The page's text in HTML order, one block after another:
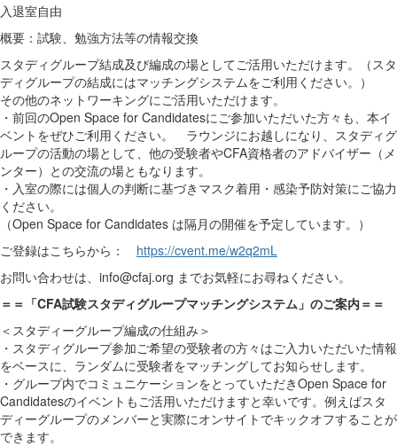
入退室自由
概要：試験、勉強方法等の情報交換
スタディグループ結成及び編成の場としてご活用いただけます。（スタ
ディグループの結成にはマッチングシステムをご利用ください。）
その他のネットワーキングにご活用いただけます。
・前回のOpen Space for Candidatesにご参加いただいた方々も、本イ
ベントをぜひご利用ください。 ラウンジにお越しになり、スタディグ
ループの活動の場として、他の受験者やCFA資格者のアドバイザー（メ
ンター）との交流の場ともなります。
・入室の際には個人の判断に基づきマスク着用・感染予防対策にご協力
ください。
（Open Space for Candidates は隔月の開催を予定しています。）
ご登録はこちらから： https://cvent.me/w2q2mL
お問い合わせは、 info@cfaj.org までお気軽にお尋ねください。
＝＝「CFA試験スタディグループマッチングシステム」のご案内＝＝
＜スタディーグループ編成の仕組み＞
・スタディグループ参加ご希望の受験者の方々はご入力いただいた情報
をベースに、ランダムに受験者をマッチングしてお知らせします。
・グループ内でコミュニケーションをとっていただきOpen Space for
Candidatesのイベントもご活用いただけますと幸いです。例えばスタ
ディーグループのメンバーと実際にオンサイトでキックオフすることが
できます。